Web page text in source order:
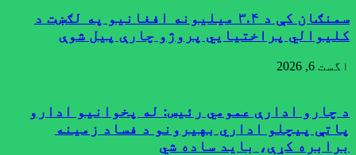
سمنګان کې د ۳.۴ میلیونه افغانیو په لګښت د
کلیوالي پراختیايي پروژو چارې پیل شوې
اگست 6, 2026
د چارو ادارې عمومي رئیس: له پخوانیو ادارو
پاتې پيچلو اداري بهیرونو د فساد زمینه
برابره کړې، باید ساده شي